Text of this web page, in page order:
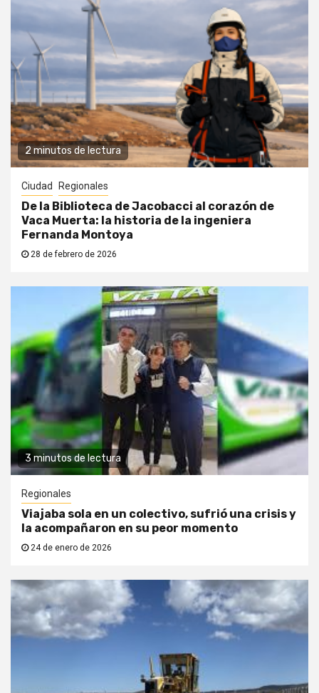
2 minutos de lectura
Ciudad Regionales
De la Biblioteca de Jacobacci al corazón de
Vaca Muerta: la historia de la ingeniera
Fernanda Montoya
28 de febrero de 2026
3 minutos de lectura
Regionales
Viajaba sola en un colectivo, sufrió una crisis y
la acompañaron en su peor momento
24 de enero de 2026